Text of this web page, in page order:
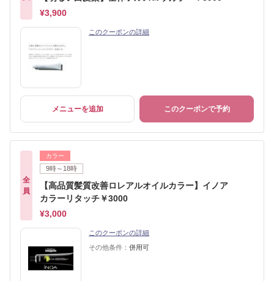
¥3,900
このクーポンの詳細
メニューを追加 このクーポンで予約
全
員
カラー
9時～18時
【高品質髪質改善ロレアルオイルカラー】イノア
カラーリタッチ￥3000
¥3,000
このクーポンの詳細
その他条件： 併用可